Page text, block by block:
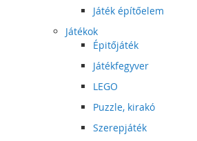
Játék építőelem
Játékok
Épitőjáték
Játékfegyver
LEGO
Puzzle, kirakó
Szerepjáték